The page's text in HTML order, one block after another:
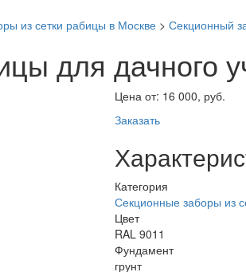
из сетки рабицы в Москве > Секционный
для дачного
Цена от: 16 000, руб.
Заказать
Категория
Секционные заборы из
Цвет
RAL 9011
Фундамент
грунт